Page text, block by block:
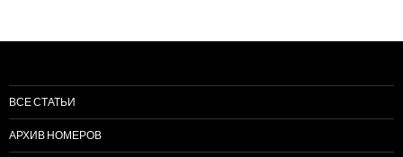
ВСЕ СТАТЬИ
АРХИВ НОМЕРОВ